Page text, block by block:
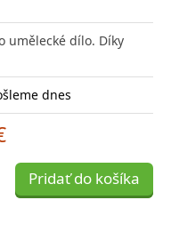
umělecké dílo. Díky
dnes
Pridať do košíka